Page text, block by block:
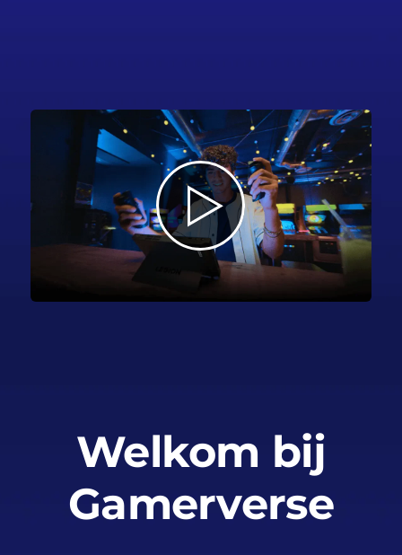
Welkom bij
Gamerverse